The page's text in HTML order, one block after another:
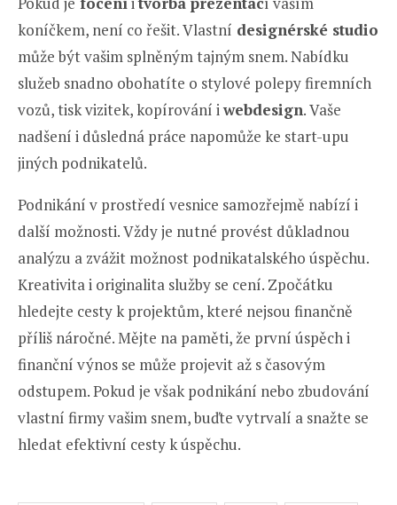
koníčkem, není co řešit. Vlastní designérské studio
může být vašim splněným tajným snem. Nabídku
služeb snadno obohatíte o stylové polepy firemních
vozů, tisk vizitek, kopírování iwebdesign. Vaše
nadšení i důsledná práce napomůže ke start-upu
jiných podnikatelů.
Podnikání v prostředí vesnice samozřejmě nabízí i
další možnosti. Vždy je nutné provést důkladnou
analýzu a zvážit možnost podnikatalského úspěchu.
Kreativita i originalita služby se cení. Zpočátku
hledejte cesty k projektům, které nejsou finančně
příliš náročné. Mějte na paměti, že první úspěch i
finanční výnos se může projevit až s časovým
odstupem. Pokud je však podnikání nebo zbudování
vlastní firmy vašim snem, buďte vytrvalí a snažte se
hledat efektivní cesty k úspěchu.